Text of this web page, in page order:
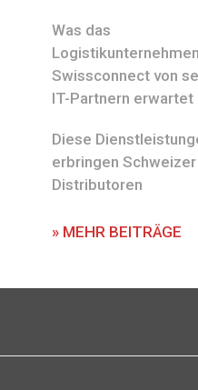
Was das
Logistikunternehmen
Swissconnect von
IT-Partnern erwartet
Diese
erbringen Schweizer
Distributoren
» MEHR BEITRÄGE